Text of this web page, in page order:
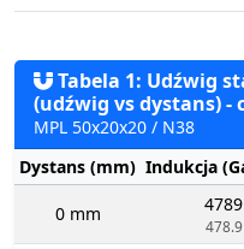
Tabela 1: Udźwig
(udźwig vs dystans)
MPL 50x20x20 / N38
Dystans (mm) Indukcja
0 mm